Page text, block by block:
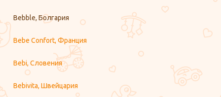
Bebble, Болгария
Bebe Confort, Франция
Bebi, Словения
Bebivita, Швейцария